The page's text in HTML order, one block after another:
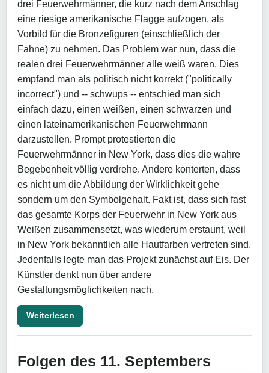
drei Feuerwehrmänner, die kurz nach dem Anschlag
eine riesige amerikanische Flagge aufzogen, als
Vorbild für die Bronzefiguren (einschließlich der
Fahne) zu nehmen. Das Problem war nun, dass die
realen drei Feuerwehrmänner alle weiß waren. Dies
empfand man als politisch nicht korrekt ("politically
incorrect") und -- schwups -- entschied man sich
einfach dazu, einen weißen, einen schwarzen und
einen lateinamerikanischen Feuerwehrmann
darzustellen. Prompt protestierten die
Feuerwehrmänner in New York, dass dies die wahre
Begebenheit völlig verdrehe. Andere konterten, dass
es nicht um die Abbildung der Wirklichkeit gehe
sondern um den Symbolgehalt. Fakt ist, dass sich fast
das gesamte Korps der Feuerwehr in New York aus
Weißen zusammensetzt, was wiederum erstaunt, weil
in New York bekanntlich alle Hautfarben vertreten sind.
Jedenfalls legte man das Projekt zunächst auf Eis. Der
Künstler denkt nun über andere
Gestaltungsmöglichkeiten nach.
Weiterlesen
Folgen des 11. Septembers